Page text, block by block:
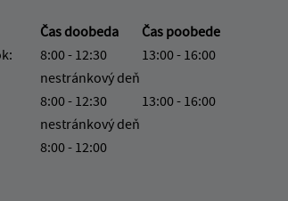
Čas doobeda
Čas poobede
8:00 - 12:30
13:00 - 16:00
nestránkový deň
8:00 - 12:30
13:00 - 16:00
nestránkový deň
8:00 - 12:00